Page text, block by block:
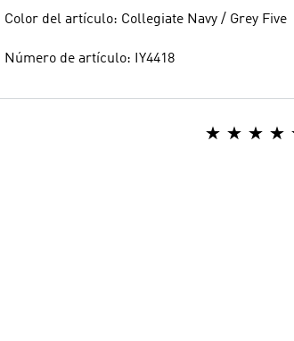
Color del artículo: Collegiate Navy / Grey Five
Número de artículo: IY4418